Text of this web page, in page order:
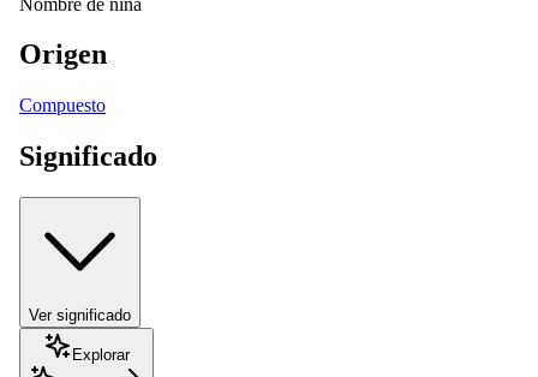
Origen
Compuesto
Significado
Ver significado
Explorar